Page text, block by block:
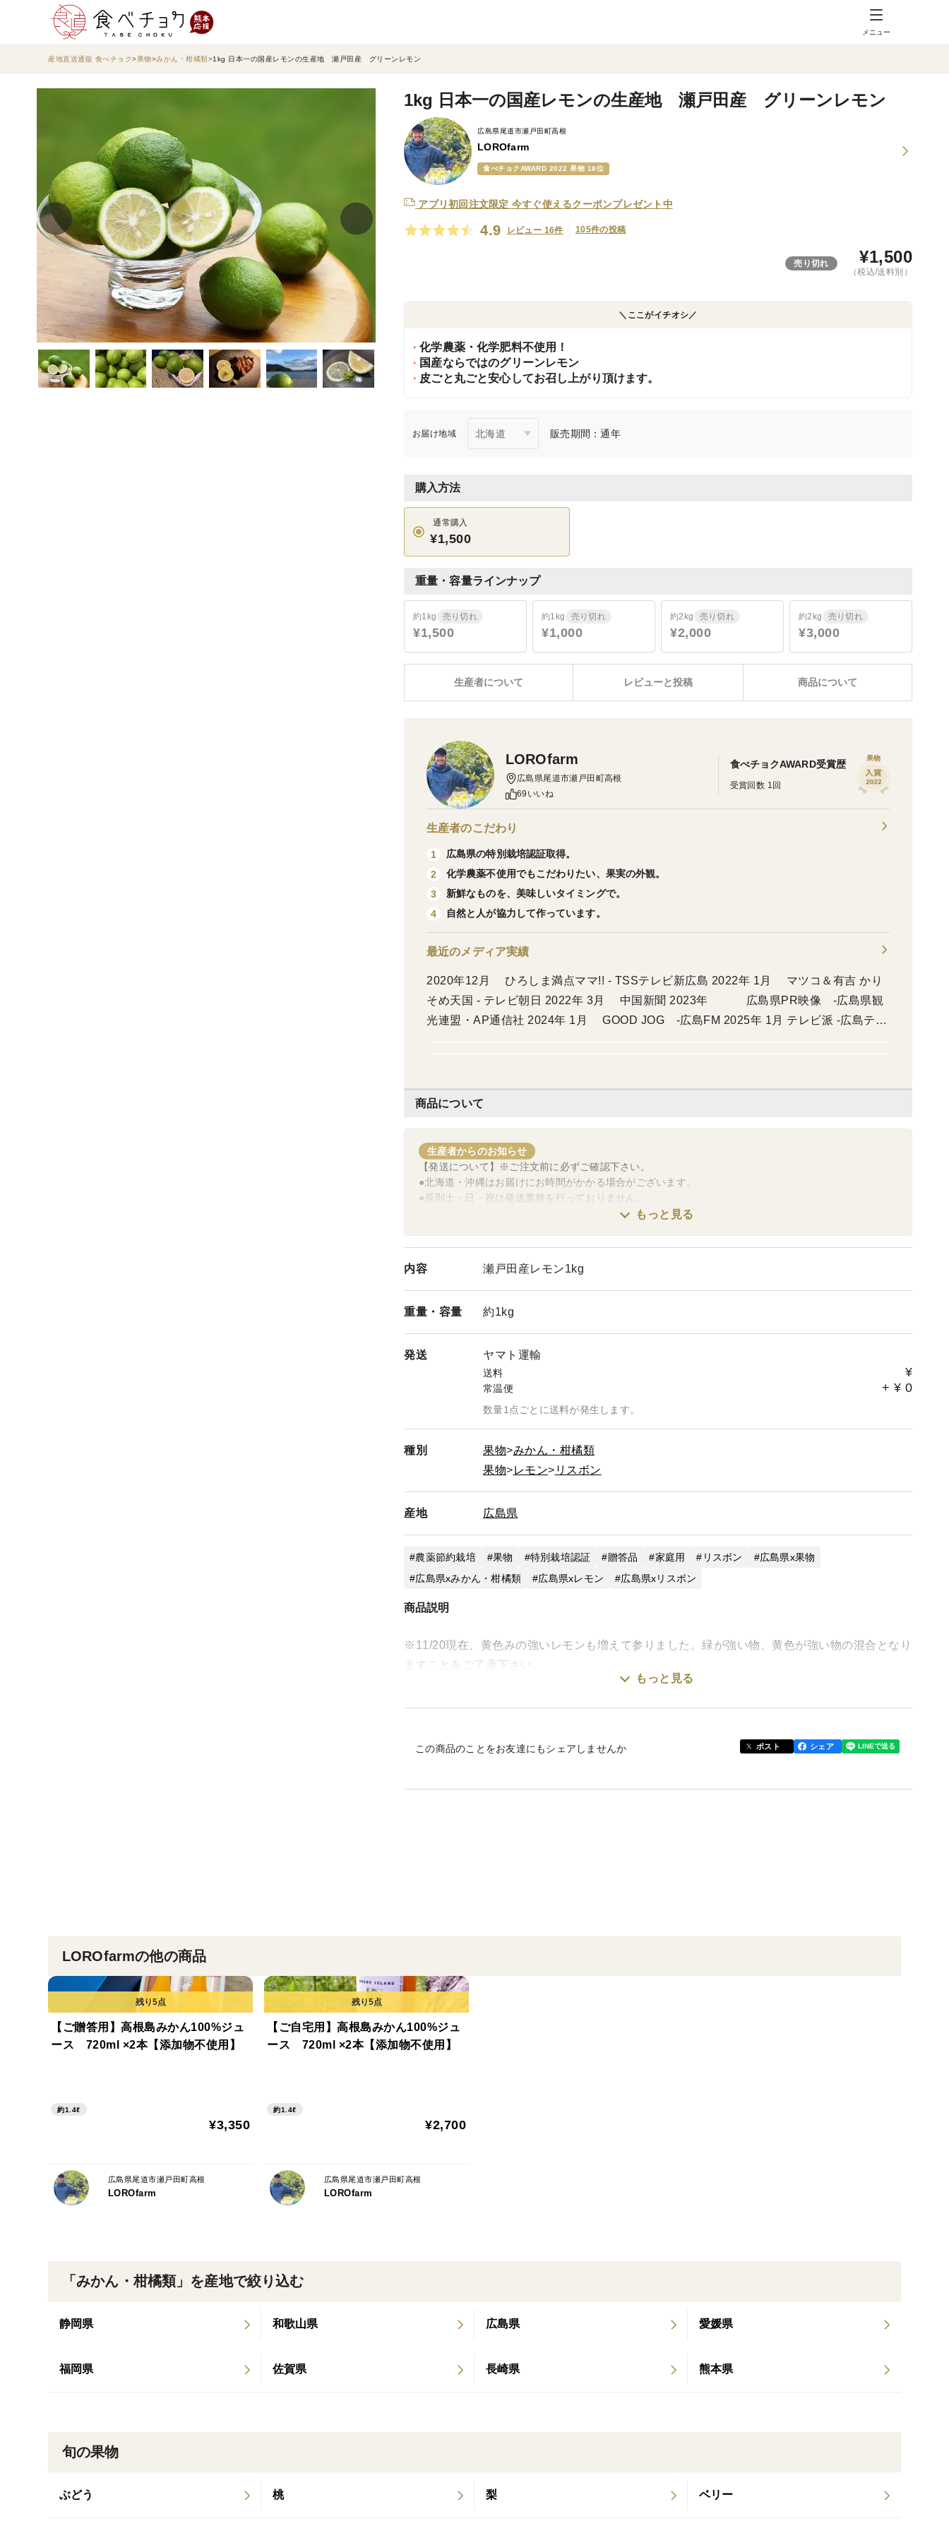
メニュー
産地直送通販 食べチョク 果物 みかん・柑橘類 1kg 日本一の国産レモンの生産地 瀬戸田産 グリーンレモン
1kg 日本一の国産レモンの生産地 瀬戸田産 グリーンレモン
広島県尾道市瀬戸田町高根
LOROfarm
食べチョクAWARD 2022 果物 18位
アプリ初回注文限定 今すぐ使えるクーポンプレゼント中
4.9 レビュー 16件 105件の投稿
売り切れ ¥1,500
（税込/送料別）
＼ここがイチオシ／
化学農薬・化学肥料不使用！
国産ならではのグリーンレモン
皮ごと丸ごと安心してお召し上がり頂けます。
お届け地域 販売期間：通年
購入方法
通常購入
¥1,500
重量・容量ラインナップ
約1kg 売り切れ
¥1,500
約1kg 売り切れ
¥1,000
約2kg 売り切れ
¥2,000
約2kg 売り切れ
¥3,000
レビューと投稿 商品について
生産者について
商品について
生産者からのお知らせ
【発送について】※ご注文前に必ずご確認下さい。
●北海道・沖縄はお届けにお時間がかかる場合がございます。
●原則土・日・祝は発送業務を行っておりません。
●鮮度の維持・受注ミス防止の為、日付指定はできかねます。(時間指定可)
えない可能性が高く、このような対応とさせて頂いております。ご了承下さい。
●お支払い完了後に注文確定処理をさせて頂きます。
もっと見る
内容 瀬戸田産レモン1kg
重量・ 容量 約1kg
発送 ヤマト運輸
送料 ¥
常温便 + ¥ 0
数量1点ごとに送料が発生します。
種別 果物
みかん・柑橘類
果物
レモン リスボン
産地 広島県
農薬節約栽培 果物 特別栽培認証 贈答品 家庭用 リスボン
広島県x果物
広島県xみかん・柑橘類
広島県xレモン 広島県xリスボン
商品説明
※11/20現在、黄色みの強いレモンも増えて参りました。緑が強い物、黄色が強い物の混合となり
ますことをご了承下さい。
草刈機による除草を行っております。
日にちの経過により、販売時には黄色に変化してしまいます。
魚料理や肉料理、ケーキやドリンクなどの香り付けにもぴったりです！
お召し上がり頂くことをお勧めしております♪
サイズ混合となります。
もっと見る
この商品のことをお友達にもシェアしませんか ポスト シェア
LOROfarm
広島県尾道市瀬戸田町高根
69いいね
食べチョクAWARD受賞歴
受賞回数 1回
果物
生産者のこだわり
1
広島県の特別栽培認証取得。
2
化学農薬不使用でもこだわりたい、果実の外観。
3
新鮮なものを、美味しいタイミングで。
4
自然と人が協力して作っています。
最近のメディア実績
2020年12月 ひろしま満点ママ!! - TSSテレビ新広島 2022年 1月 マツコ＆有吉 かり
そめ天国 - テレビ朝日 2022年 3月 中国新聞 2023年 広島県PR映像 -広島県観
光連盟・AP通信社 2024年 1月 GOOD JOG -広島FM 2025年 1月 テレビ派 -広島テレ
「みかん・柑橘類」を産地で絞り込む
静岡県 和歌山県 広島県 愛媛県
福岡県 佐賀県 長崎県 熊本県
旬の果物
ぶどう 桃 梨 ベリー
LOROfarmの他の商品
【ご贈答用】高根島みかん100%ジュ
ース 720ml ×2本【添加物不使用】
約1.4ℓ
¥3,350
広島県尾道市瀬戸田町高根
LOROfarm
【ご自宅用】高根島みかん100%ジュ
ース 720ml ×2本【添加物不使用】
約1.4ℓ
¥2,700
広島県尾道市瀬戸田町高根
LOROfarm